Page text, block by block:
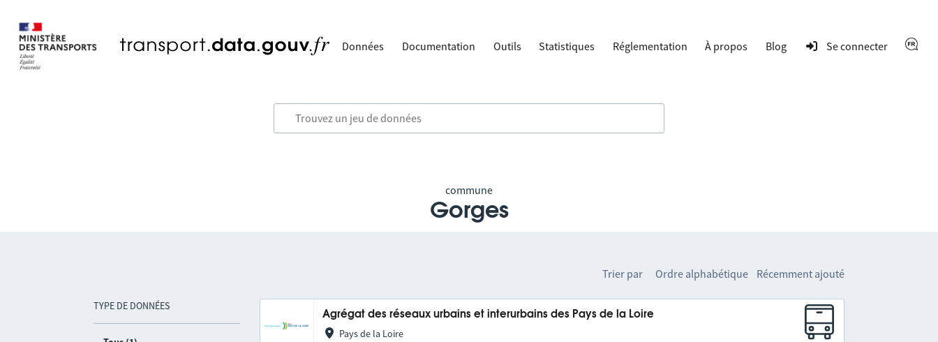
Données Documentation Outils Statistiques Réglementation À propos Blog Se connecter
commune
Gorges
TYPE DE DONNÉES
Trier par Ordre alphabétique Récemment ajouté
Agrégat des réseaux urbains et interurbains des Pays de la Loire
Pays de la Loire